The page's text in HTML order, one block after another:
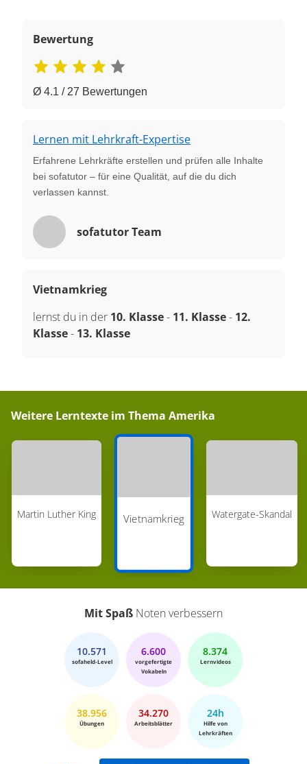
Bewertung
Ø 4.1 / 27 Bewertungen
Lernen mit Lehrkraft-Expertise
Erfahrene Lehrkräfte erstellen und prüfen alle Inhalte
bei sofatutor – für eine Qualität, auf die du dich
verlassen kannst.
sofatutor Team
Vietnamkrieg
lernst du in der 10. Klasse- 11. Klasse- 12.
Klasse- 13. Klasse
Weitere Lerntexte im Thema Amerika
Martin Luther King Vietnamkrieg Watergate-Skandal
Mit Spaß Noten verbessern
10.571
sofaheld-Level
6.600
vorgefertigte
Vokabeln
8.374
Lernvideos
38.956
Übungen
34.270
Arbeitsblätter
24h
Hilfe von
Lehrkräften